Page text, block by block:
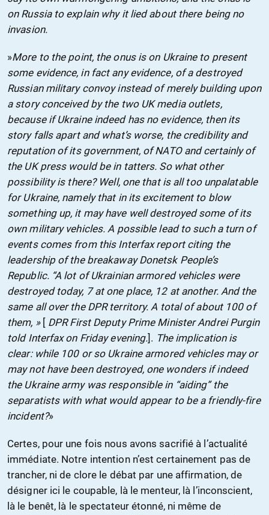
on Russia to explain why it lied about there being no
invasion.
»More to the point, the onus is on Ukraine to present
some evidence, in fact any evidence, of a destroyed
Russian military convoy instead of merely building upon
a story conceived by the two UK media outlets,
because if Ukraine indeed has no evidence, then its
story falls apart and what’s worse, the credibility and
reputation of its government, of NATO and certainly of
the UK press would be in tatters. So what other
possibility is there? Well, one that is all too unpalatable
for Ukraine, namely that in its excitement to blow
something up, it may have well destroyed some of its
own military vehicles. A possible lead to such a turn of
events comes from this Interfax report citing the
leadership of the breakaway Donetsk People’s
Republic. “A lot of Ukrainian armored vehicles were
destroyed today, 7 at one place, 12 at another. And the
same all over the DPR territory. A total of about 100 of
them, » [ DPR First Deputy Prime Minister Andrei Purgin
told Interfax on Friday evening.]. The implication is
clear: while 100 or so Ukraine armored vehicles may or
may not have been destroyed, one wonders if indeed
the Ukraine army was responsible in “aiding” the
separatists with what would appear to be a friendly-fire
incident?»
Certes, pour une fois nous avons sacrifié à l’actualité
immédiate. Notre intention n’est certainement pas de
trancher, ni de clore le débat par une affirmation, de
désigner ici le coupable, là le menteur, là l’inconscient,
là le benêt, là le spectateur étonné, ni même de